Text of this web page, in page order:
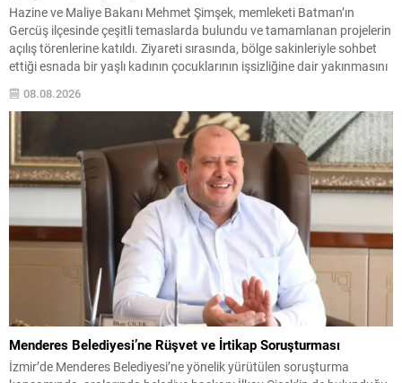
Hazine ve Maliye Bakanı Mehmet Şimşek, memleketi Batman’ın
Gercüş ilçesinde çeşitli temaslarda bulundu ve tamamlanan projelerin
açılış törenlerine katıldı. Ziyareti sırasında, bölge sakinleriyle sohbet
ettiği esnada bir yaşlı kadının çocuklarının işsizliğine dair yakınmasını
aktarması, orada bulunanların ilgisini çekti. Şimşek ise samimi bir...
08.08.2026
Menderes Belediyesi’ne Rüşvet ve İrtikap Soruşturması
İzmir’de Menderes Belediyesi’ne yönelik yürütülen soruşturma